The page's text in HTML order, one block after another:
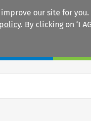
our site for
. By clicking on ‘I